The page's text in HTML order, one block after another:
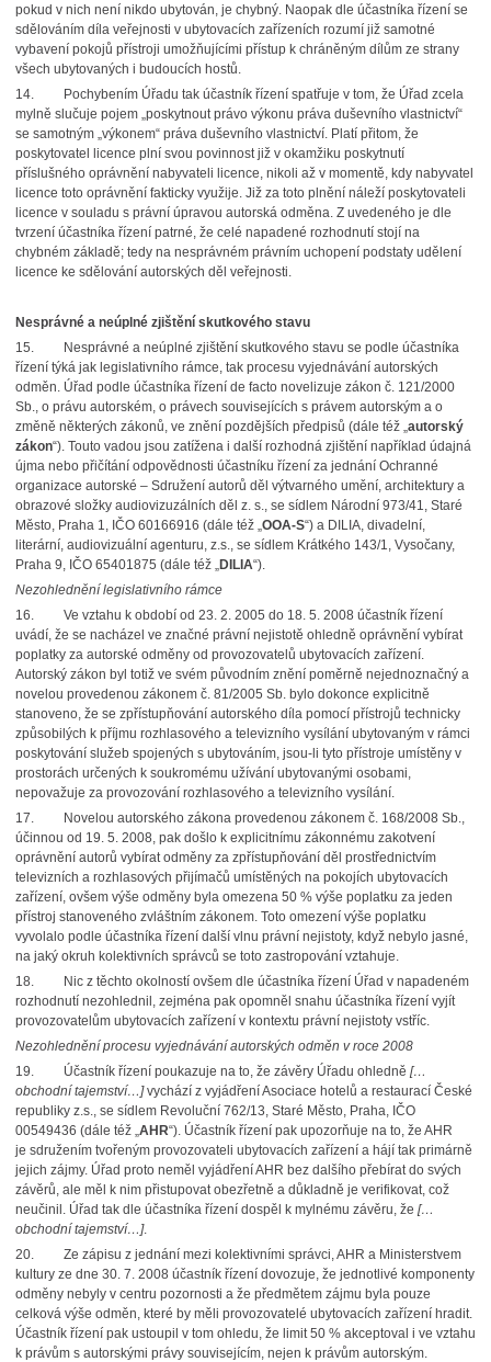
pokud v nich není nikdo ubytován, je chybný. Naopak dle účastníka řízení se
sdělováním díla veřejnosti v ubytovacích zařízeních rozumí již samotné
vybavení pokojů přístroji umožňujícími přístup k chráněným dílům ze strany
všech ubytovaných i budoucích hostů.
14.
Pochybením Úřadu tak účastník řízení spatřuje v tom, že Úřad zcela
mylně slučuje pojem „poskytnout právo výkonu práva duševního vlastnictví“
se samotným „výkonem“ práva duševního vlastnictví. Platí přitom, že
poskytovatel licence plní svou povinnost již v okamžiku poskytnutí
příslušného oprávnění nabyvateli licence, nikoli až v momentě, kdy nabyvatel
licence toto oprávnění fakticky využije. Již za toto plnění náleží poskytovateli
licence v souladu s právní úpravou autorská odměna. Z uvedeného je dle
tvrzení účastníka řízení patrné, že celé napadené rozhodnutí stojí na
chybném základě; tedy na nesprávném právním uchopení podstaty udělení
licence ke sdělování autorských děl veřejnosti.
Nesprávné a neúplné zjištění skutkového stavu
15.
Nesprávné a neúplné zjištění skutkového stavu se podle účastníka
řízení týká jak legislativního rámce, tak procesu vyjednávání autorských
odměn. Úřad podle účastníka řízení de facto novelizuje zákon č. 121/2000
Sb., o právu autorském, o právech souvisejících s právem autorským a o
změně některých zákonů, ve znění pozdějších předpisů (dále též „autorský
zákon“). Touto vadou jsou zatížena i další rozhodná zjištění například údajná
újma nebo přičítání odpovědnosti účastníku řízení za jednání Ochranné
organizace autorské – Sdružení autorů děl výtvarného umění, architektury a
obrazové složky audiovizuzálních děl z. s., se sídlem Národní 973/41, Staré
Město, Praha 1, IČO 60166916 (dále též „OOA-S“) a DILIA, divadelní,
literární, audiovizuální agenturu, z.s., se sídlem Krátkého 143/1, Vysočany,
Praha 9, IČO 65401875 (dále též „DILIA“).
Nezohlednění legislativního rámce
16.
Ve vztahu k období od 23. 2. 2005 do 18. 5. 2008 účastník řízení
uvádí, že se nacházel ve značné právní nejistotě ohledně oprávnění vybírat
poplatky za autorské odměny od provozovatelů ubytovacích zařízení.
Autorský zákon byl totiž ve svém původním znění poměrně nejednoznačný a
novelou provedenou zákonem č. 81/2005 Sb. bylo dokonce explicitně
stanoveno, že se zpřístupňování autorského díla pomocí přístrojů technicky
způsobilých k příjmu rozhlasového a televizního vysílání ubytovaným v rámci
poskytování služeb spojených s ubytováním, jsou-li tyto přístroje umístěny v
prostorách určených k soukromému užívání ubytovanými osobami,
nepovažuje za provozování rozhlasového a televizního vysílání.
17.
Novelou autorského zákona provedenou zákonem č. 168/2008 Sb.,
účinnou od 19. 5. 2008, pak došlo k explicitnímu zákonnému zakotvení
oprávnění autorů vybírat odměny za zpřístupňování děl prostřednictvím
televizních a rozhlasových přijímačů umístěných na pokojích ubytovacích
zařízení, ovšem výše odměny byla omezena 50 % výše poplatku za jeden
přístroj stanoveného zvláštním zákonem. Toto omezení výše poplatku
vyvolalo podle účastníka řízení další vlnu právní nejistoty, když nebylo jasné,
na jaký okruh kolektivních správců se toto zastropování vztahuje.
18.
Nic z těchto okolností ovšem dle účastníka řízení Úřad v napadeném
rozhodnutí nezohlednil, zejména pak opomněl snahu účastníka řízení vyjít
provozovatelům ubytovacích zařízení v kontextu právní nejistoty vstříc.
Nezohlednění procesu vyjednávání autorských odměn v roce 2008
19.
Účastník řízení poukazuje na to, že závěry Úřadu ohledně […
obchodní tajemství…]vychází z vyjádření Asociace hotelů a restaurací České
republiky z.s., se sídlem Revoluční 762/13, Staré Město, Praha, IČO
00549436 (dále též „AHR“). Účastník řízení pak upozorňuje na to, že AHR
je sdružením tvořeným provozovateli ubytovacích zařízení a hájí tak primárně
jejich zájmy. Úřad proto neměl vyjádření AHR bez dalšího přebírat do svých
závěrů, ale měl k nim přistupovat obezřetně a důkladně je verifikovat, což
neučinil. Úřad tak dle účastníka řízení dospěl k mylnému závěru, že […
obchodní tajemství…].
20.
Ze zápisu z jednání mezi kolektivními správci, AHR a Ministerstvem
kultury ze dne 30. 7. 2008 účastník řízení dovozuje, že jednotlivé komponenty
odměny nebyly v centru pozornosti a že předmětem zájmu byla pouze
celková výše odměn, které by měli provozovatelé ubytovacích zařízení hradit.
Účastník řízení pak ustoupil v tom ohledu, že limit 50 % akceptoval i ve vztahu
k právům s autorskými právy souvisejícím, nejen k právům autorským.